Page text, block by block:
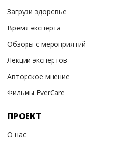
Загрузи здоровье
Время эксперта
Обзоры с мероприятий
Лекции экспертов
Авторское мнение
Фильмы EverCare
ПРОЕКТ
О нас